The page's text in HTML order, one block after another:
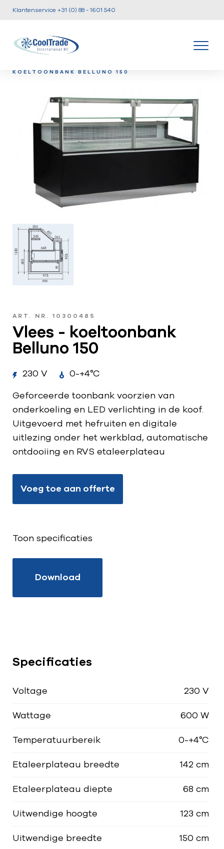
Klantenservice +31 (0) 88 - 1601 540
KOELTOONBANK BELLUNO 150
ART. NR. 10300485
Vlees - koeltoonbank
Belluno 150
230 V 0-+4°C
Geforceerde toonbank voorzien van
onderkoeling en LED verlichting in de koof.
Uitgevoerd met hefruiten en digitale
uitlezing onder het werkblad, automatische
ontdooiing en RVS etaleerplateau
Voeg toe aan offerte
Toon specificaties
Download
Specificaties
Voltage 230 V
Wattage 600 W
Temperatuurbereik 0-+4°C
Etaleerplateau breedte 142 cm
Etaleerplateau diepte 68 cm
Uitwendige hoogte 123 cm
Uitwendige breedte 150 cm